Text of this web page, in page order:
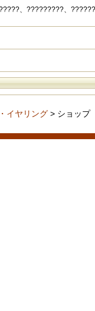
、?????????、
イヤリング > ショップ